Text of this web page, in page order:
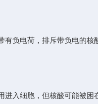
负电荷，排斥带负电的核
入细胞，但核酸可能被困